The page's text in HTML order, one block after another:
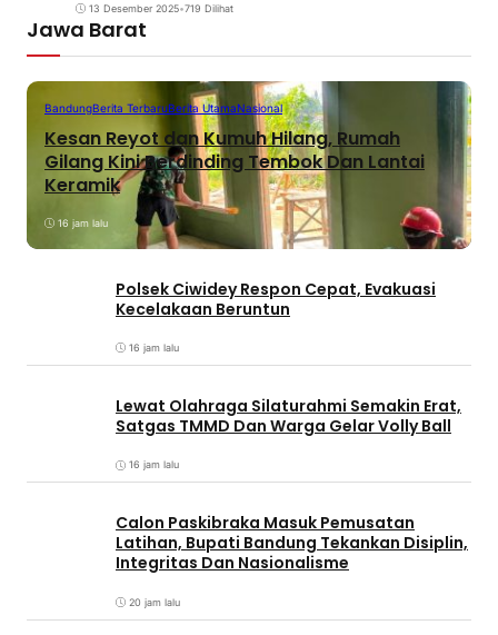
13 Desember 2025•719 Dilihat
Jawa Barat
BandungBerita TerbaruBerita UtamaNasional
Kesan Reyot dan Kumuh Hilang, Rumah
Gilang Kini Berdinding Tembok Dan Lantai
Keramik
16 jam lalu
Polsek Ciwidey Respon Cepat, Evakuasi
Kecelakaan Beruntun
16 jam lalu
Lewat Olahraga Silaturahmi Semakin Erat,
Satgas TMMD Dan Warga Gelar Volly Ball
16 jam lalu
Calon Paskibraka Masuk Pemusatan
Latihan, Bupati Bandung Tekankan Disiplin,
Integritas Dan Nasionalisme
20 jam lalu